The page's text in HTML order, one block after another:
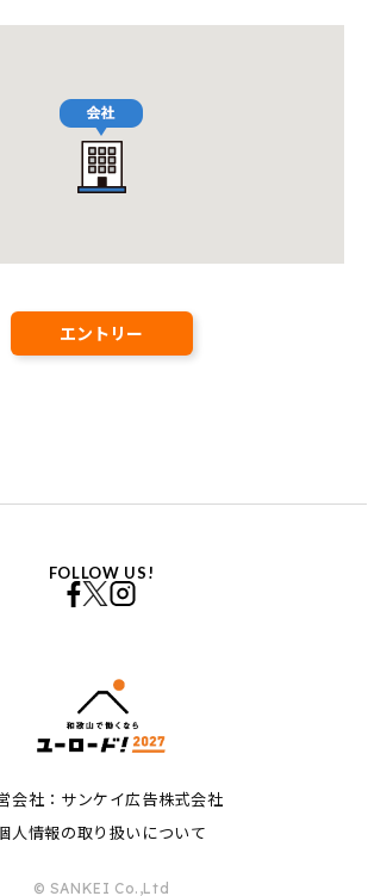
エントリー
FOLLOW US!
会社：サンケイ広告株式会社
人情報の取り扱いについて
© SANKEI Co.,Ltd